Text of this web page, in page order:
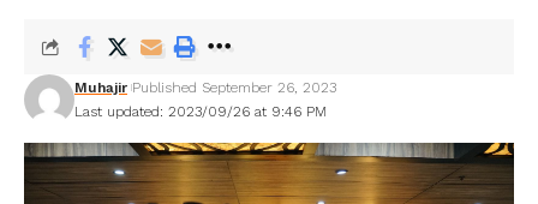
Last updated: 2023/09/26 at 9:46 PM
Muhajir Published September 26, 2023